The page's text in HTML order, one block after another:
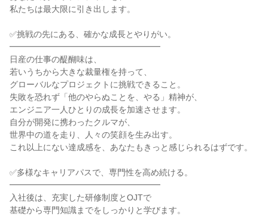
私たちは最大限に引き出します。
✅挑戦の先にある、確かな成長とやりがい。
━━━━━━━━━━━━━━━━━━
日産の仕事の醍醐味は、
若いうちから大きな裁量権を持って、
グローバルなプロジェクトに挑戦できること。
失敗を恐れず「他のやらぬことを、やる」精神が、
エンジニア一人ひとりの成長を加速させます。
自分が開発に携わったクルマが、
世界中の道を走り、人々の笑顔を生み出す。
これ以上にない達成感を、あなたもきっと感じられるはずです。
✅多様なキャリアパスで、専門性を高め続ける。
━━━━━━━━━━━━━━━━━━
入社後は、充実した研修制度とOJTで
基礎から専門知識までをしっかりと学びます。